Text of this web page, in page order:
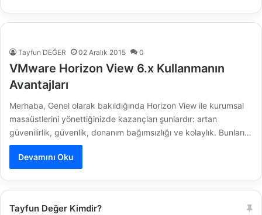
Tayfun DEĞER 02 Aralık 2015 0
VMware Horizon View 6.x Kullanmanın
Avantajları
Merhaba, Genel olarak bakıldığında Horizon View ile kurumsal
masaüstlerini yönettiğinizde kazançları şunlardır: artan
güvenilirlik, güvenlik, donanım bağımsızlığı ve kolaylık. Bunları…
Devamını Oku
Tayfun Değer Kimdir?